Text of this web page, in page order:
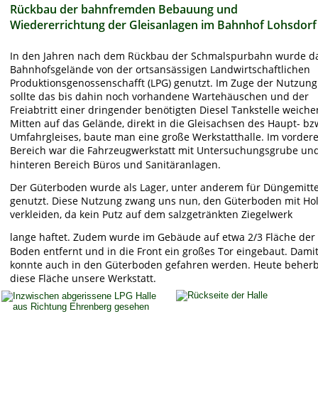
Rückbau der bahnfremden Bebauung und
Wiedererrichtung der Gleisanlagen im Bahnhof Lohsdorf
In den Jahren nach dem Rückbau der Schmalspurbahn wurde
Bahnhofsgelände von der ortsansässigen Landwirtschaftlichen
Produktionsgenossenschafft (LPG) genutzt. Im Zuge der
sollte das bis dahin noch vorhandene Wartehäuschen und der
Freiabtritt einer dringender benötigten Diesel Tankstelle
Mitten auf das Gelände, direkt in die Gleisachsen des Haupt-
Umfahrgleises, baute man eine große Werkstatthalle. Im
Bereich war die Fahrzeugwerkstatt mit Untersuchungsgrube
hinteren Bereich Büros und Sanitäranlagen.
Der Güterboden wurde als Lager, unter anderem für
genutzt. Diese Nutzung zwang uns nun, den Güterboden mit
verkleiden, da kein Putz auf dem salzgetränkten Ziegelwerk
lange haftet. Zudem wurde im Gebäude auf etwa 2/3 Fläche der
Boden entfernt und in die Front ein großes Tor eingebaut.
konnte auch in den Güterboden gefahren werden. Heute
diese Fläche unsere Werkstatt.